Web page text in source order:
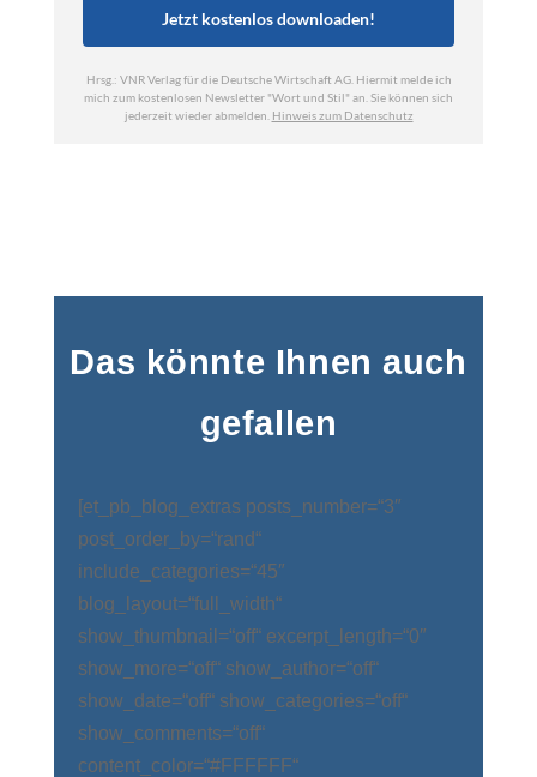
Das könnte Ihnen auch
gefallen
[et_pb_blog_extras posts_number=“3″
post_order_by=“rand“
include_categories=“45″
blog_layout=“full_width“
show_thumbnail=“off“ excerpt_length=“0″
show_more=“off“ show_author=“off“
show_date=“off“ show_categories=“off“
show_comments=“off“
content_color=“#FFFFFF“